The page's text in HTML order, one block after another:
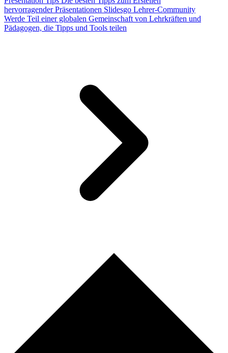
hervorragender Präsentationen Slidesgo Lehrer-Community
Werde Teil einer globalen Gemeinschaft von Lehrkräften und
Pädagogen, die Tipps und Tools teilen